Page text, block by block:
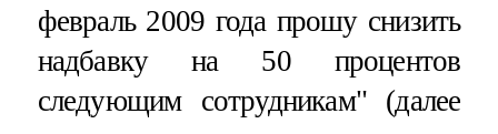
февраль 2009 года прошу снизить
надбавку на 50 процентов
следующим сотрудникам" (далее